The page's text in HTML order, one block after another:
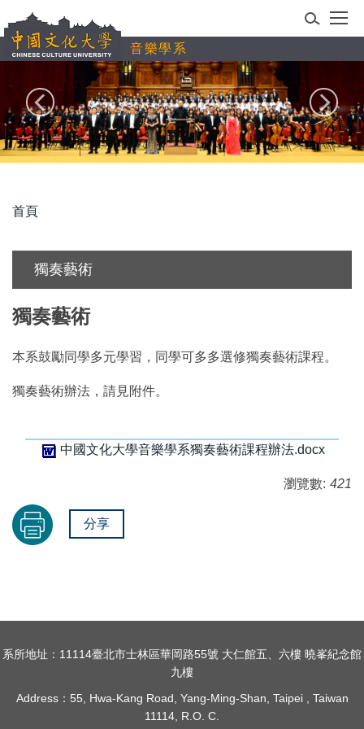
到
主
內
容
區
音樂學系
首頁
獨奏藝術
獨奏藝術
本系鼓勵同學多元學習，同學可多多選修獨奏藝術課程。
獨奏藝術辦法，請見附件。
中國文化大學音樂學系獨奏藝術課程辦法.docx
瀏覽數: 421
分享
系所地址：11114臺北市士林區華岡路55號 大仁館五、六樓 曉峯紀念館
九樓
Address：55, Hwa-Kang Road, Yang-Ming-Shan, Taipei ,
Taiwan
11114, R.O. C.